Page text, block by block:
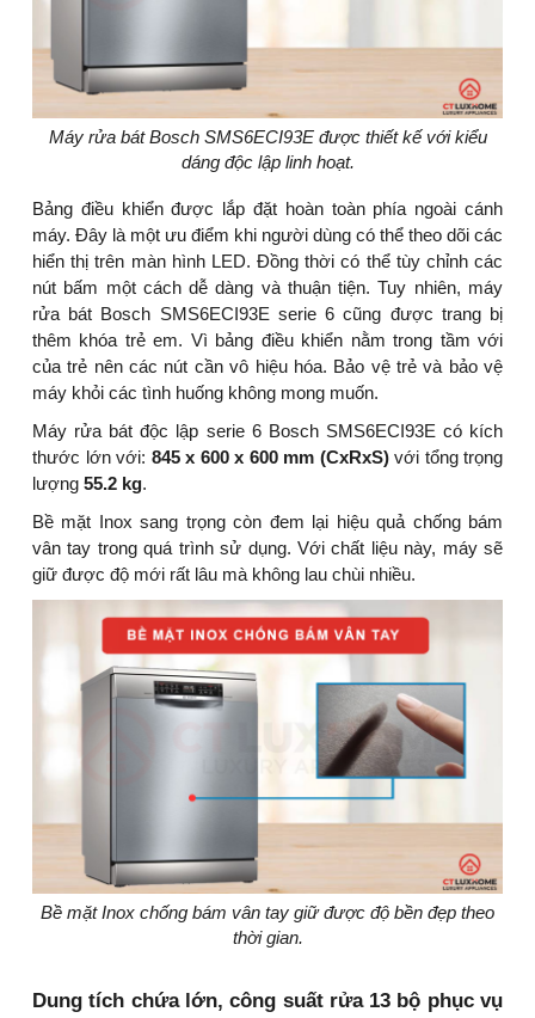
Máy rửa bát Bosch SMS6ECI93E được thiết kế với kiểu
dáng độc lập linh hoạt.
Bảng điều khiển được lắp đặt hoàn toàn phía ngoài cánh
máy. Đây là một ưu điểm khi người dùng có thể theo dõi các
hiển thị trên màn hình LED. Đồng thời có thể tùy chỉnh các
nút bấm một cách dễ dàng và thuận tiện. Tuy nhiên, máy
rửa bát Bosch SMS6ECI93E serie 6 cũng được trang bị
thêm khóa trẻ em. Vì bảng điều khiển nằm trong tầm với
của trẻ nên các nút cần vô hiệu hóa. Bảo vệ trẻ và bảo vệ
máy khỏi các tình huống không mong muốn.
Máy rửa bát độc lập serie 6 Bosch SMS6ECI93E có kích
thước lớn với: 845 x 600 x 600 mm (CxRxS)với tổng trọng
lượng 55.2 kg.
Bề mặt Inox sang trọng còn đem lại hiệu quả chống bám
vân tay trong quá trình sử dụng. Với chất liệu này, máy sẽ
giữ được độ mới rất lâu mà không lau chùi nhiều.
Bề mặt Inox chống bám vân tay giữ được độ bền đẹp theo
thời gian.
Dung tích chứa lớn, công suất rửa 13 bộ phục vụ